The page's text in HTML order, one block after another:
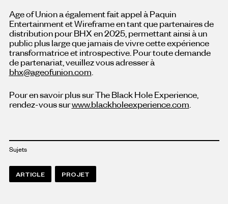
Age of Union a également fait appel à Paquin
Entertainment et Wireframe en tant que partenaires de
distribution pour BHX en 2025, permettant ainsi à un
public plus large que jamais de vivre cette expérience
transformatrice et introspective. Pour toute demande
de partenariat, veuillez vous adresser à
bhx@ageofunion.com
Pour en savoir plus sur The Black Hole Experience,
rendez-vous surwww.blackholeexperience.com
Sujets
ARTICLE PROJET